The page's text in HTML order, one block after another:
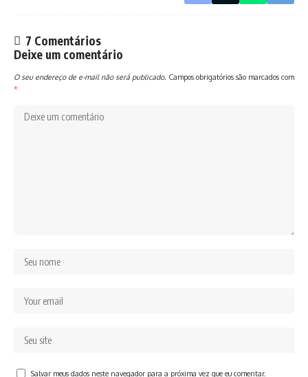
7 Comentários
Deixe um comentário
O seu endereço de e-mail não será publicado. Campos obrigatórios são marcados com
*
Salvar meus dados neste navegador para a próxima vez que eu comentar.